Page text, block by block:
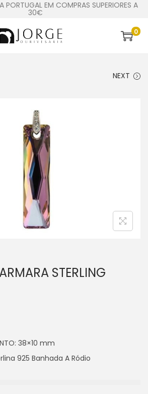
PORTUGAL EM COMPRAS SUPERIORES A
30€
0
NEXT
STERLING
38×10 mm
925 Banhada A Ródio